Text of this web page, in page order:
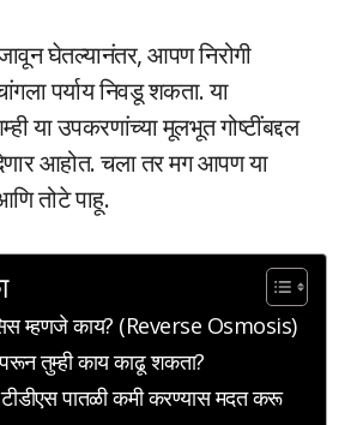
घेतल्यानंतर, आपण निरोगी
पर्याय निवडू शकता. या
या उपकरणांच्या मूलभूत गोष्टींबद्दल
आहोत. चला तर मग आपण या
तोटे पाहू.
म्हणजे काय? (Reverse Osmosis)
तुम्ही काय काढू शकता?
पातळी कमी करण्यास मदत करू